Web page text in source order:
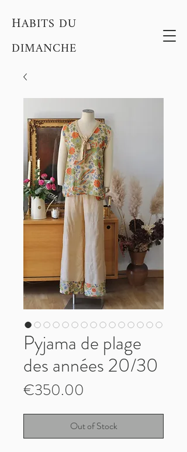
HABITS DU
DIMANCHE
Pyjama de plage
des années 20/30
€350.00
Out of Stock